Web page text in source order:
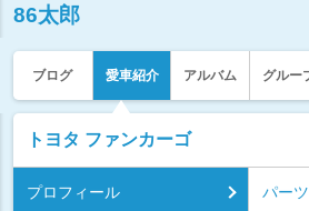
86太郎
ブログ 愛車紹介 アルバム グルー
トヨタ ファンカーゴ
プロフィール パー